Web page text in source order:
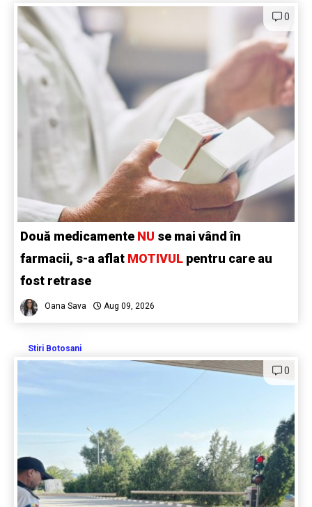
0
Două medicamente NU se mai vând în
farmacii, s-a aflat MOTIVUL pentru care au
fost retrase
Oana Sava Aug 09, 2026
Stiri Botosani
0